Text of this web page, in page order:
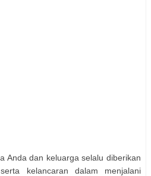
Anda dan keluarga selalu diberikan
kelancaran dalam menjalani